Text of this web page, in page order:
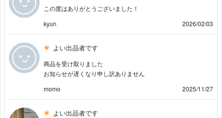
この度はありがとうございました！
kyun
2026/02/03
よい出品者です
商品を受け取りました
お知らせが遅くなり申し訳ありません
momo
2025/11/27
よい出品者です